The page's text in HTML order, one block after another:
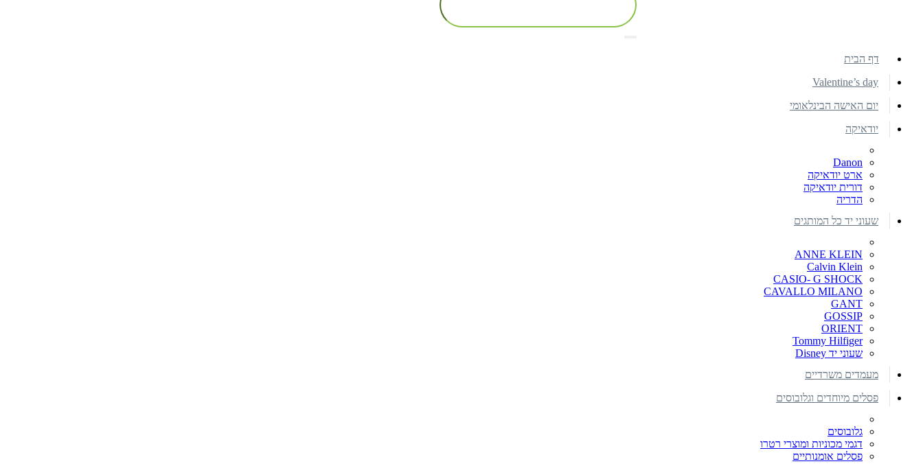
דף הבית
Valentine’s day
יום האישה הבינלאומי
יודאיקה
Danon
ארט יודאיקה
דורית יודאיקה
הדריה
שעוני יד כל המותגים
ANNE KLEIN
Calvin Klein
CASIO- G SHOCK
CAVALLO MILANO
GANT
GOSSIP
ORIENT
Tommy Hilfiger
שעוני יד Disney
מעמדים משרדיים
פסלים מיוחדים וגלובוסים
גלובוסים
דגמי מכוניות ומוצרי רטרו
פסלים אומנותיים